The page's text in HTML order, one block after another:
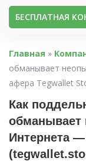
БЕСПЛАТНАЯ
Главная »
обманывает
афера Tegwallet
Как
обманывает
Интернета